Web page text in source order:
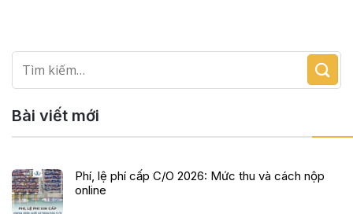
Bài viết mới
Phí, lệ phí cấp C/O 2026: Mức thu và cách nộp
online